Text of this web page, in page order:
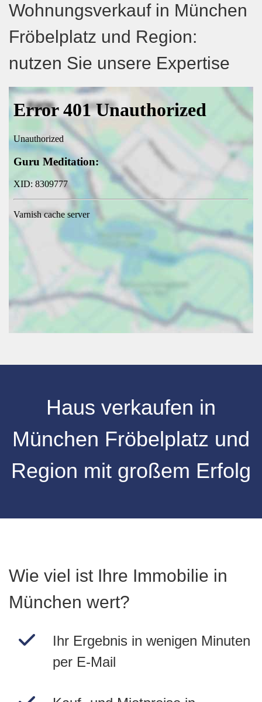
Wohnungsverkauf in München
Fröbelplatz und Region:
nutzen Sie unsere Expertise
Haus verkaufen in
München Fröbelplatz und
Region mit großem Erfolg
Wie viel ist Ihre Immobilie in
München wert?
Ihr Ergebnis in wenigen Minuten
per E-Mail